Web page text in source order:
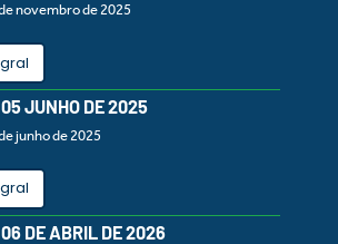
novembro de 2025
05 JUNHO DE 2025
junho de 2025
06 DE ABRIL DE 2026